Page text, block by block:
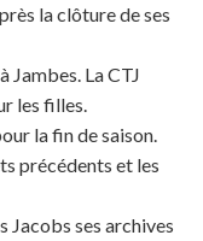
la clôture de ses
Jambes. La CTJ
les filles.
la fin de saison.
précédents et les
ses archives